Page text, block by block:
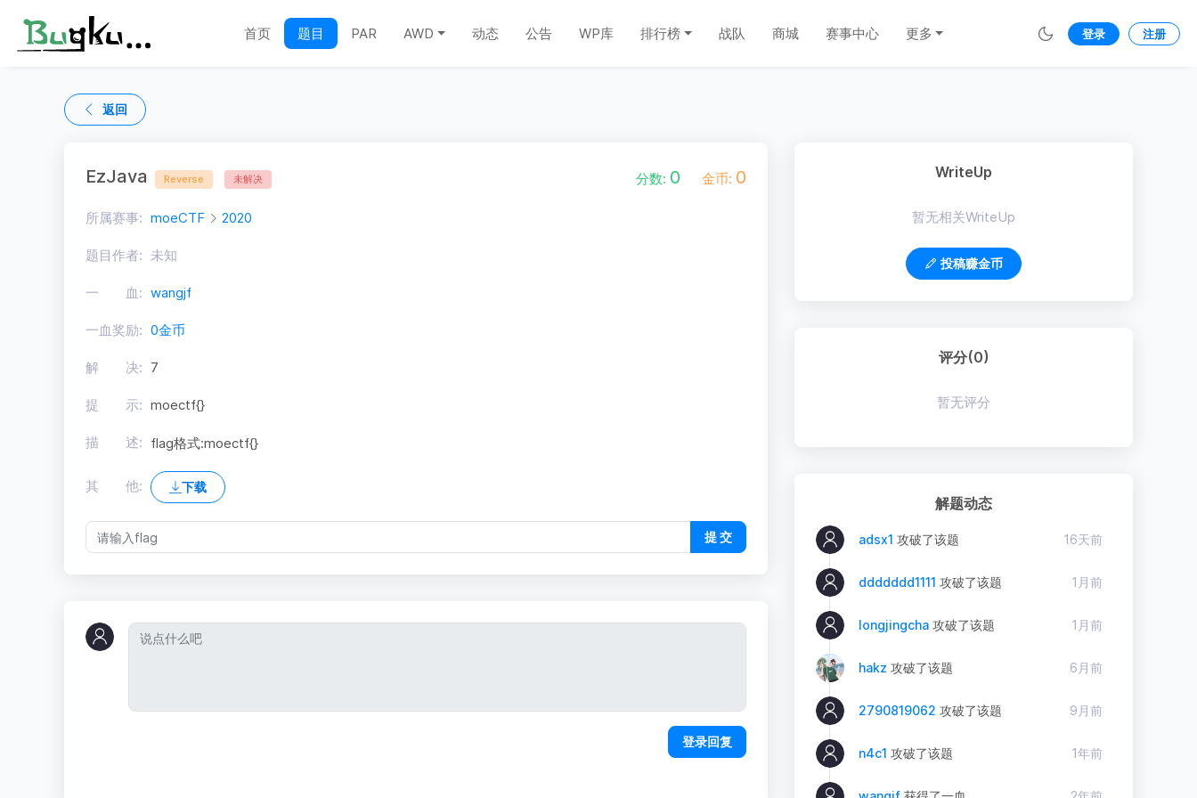
首页 题目 PAR AWD 动态 公告 WP库 排行榜 战队 商城 赛事中心 更多 登录 注册
返回
EzJava Reverse 未解决 分数: 0 金币: 0
所属赛事: moeCTF 2020
题目作者: 未知
一 血: wangjf
一血奖励: 0金币
解 决: 7
提 示: moectf{}
描 述: flag格式:moectf{}
其 他: 下载
提 交
登录回复
WriteUp
暂无相关WriteUp
投稿赚金币
评分(0)
暂无评分
解题动态
adsx1 攻破了该题 16天前
ddddddd1111 攻破了该题 1月前
longjingcha 攻破了该题 1月前
hakz 攻破了该题 6月前
2790819062 攻破了该题 9月前
n4c1 攻破了该题 1年前